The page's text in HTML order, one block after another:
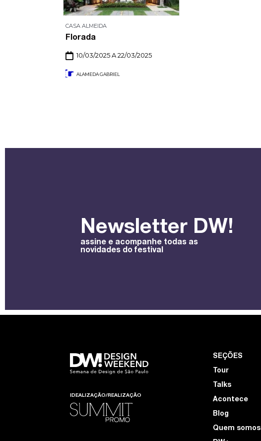
CASA ALMEIDA
Florada
10/03/2025 A 22/03/2025
ALAMEDA GABRIEL
Newsletter DW!
assine e acompanhe todas as
novidades do festival
IDEALIZAÇÃO/REALIZAÇÃO
SEÇÕES
Tour
Talks
Acontece
Blog
Quem somos